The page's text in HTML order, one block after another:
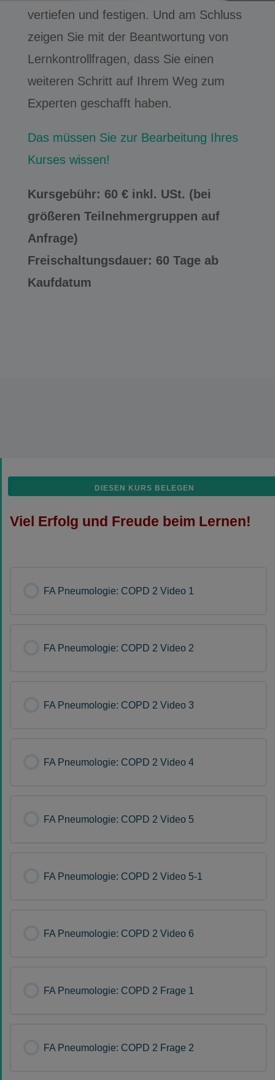
vertiefen und festigen. Und am Schluss
zeigen Sie mit der Beantwortung von
Lernkontrollfragen, dass Sie einen
weiteren Schritt auf Ihrem Weg zum
Experten geschafft haben.
Das müssen Sie zur Bearbeitung Ihres
Kurses wissen!
Kursgebühr: 60 € inkl. USt. (bei
größeren Teilnehmergruppen auf
Anfrage)
Freischaltungsdauer: 60 Tage ab
Kaufdatum
DIESEN KURS BELEGEN
Viel Erfolg und Freude beim Lernen!
FA Pneumologie: COPD 2 Video 1
FA Pneumologie: COPD 2 Video 2
FA Pneumologie: COPD 2 Video 3
FA Pneumologie: COPD 2 Video 4
FA Pneumologie: COPD 2 Video 5
FA Pneumologie: COPD 2 Video 5-1
FA Pneumologie: COPD 2 Video 6
FA Pneumologie: COPD 2 Frage 1
FA Pneumologie: COPD 2 Frage 2